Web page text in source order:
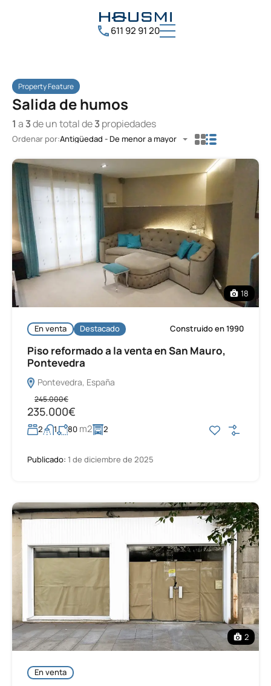
611 92 91 20
Property Feature
Salida de humos
1 a 3de un total de3propiedades
Ordenar por:Antigüedad - De menor a mayor
18
En venta Destacado Construido en 1990
Piso reformado a la venta en San Mauro,
Pontevedra
Pontevedra, España
235.000€
245.000€
2 1 80 m2 2
Publicado: 1 de diciembre de 2025
2
En venta